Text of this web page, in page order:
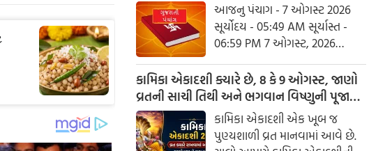
આજનુ પંચાગ - 7 ઓગસ્ટ 2026
સૂર્યોદય - 05:49 AM સૂર્યાસ્ત -
06:59 PM 7 ઓગસ્ટ, 2026
શુક્રવાર આષાઢ વદ નોમ - વિક્રમ
સંવત 2082
કામિકા એકાદશી ક્યારે છે, 8 કે 9 ઓગસ્ટ, જાણો
વ્રતની સાચી તિથી અને ભગવાન વિષ્ણુની પૂજાનું
શુભ મુહૂર્ત
કામિકા એકાદશી એક ખૂબ જ
પુણ્યશાળી વ્રત માનવામાં આવે છે.